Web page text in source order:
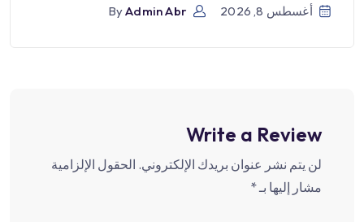
أغسطس 8, 2026 ByAdmin Abr
Write a Review
لن يتم نشر عنوان بريدك الإلكتروني. الحقول الإلزامية
مشار إليها بـ*